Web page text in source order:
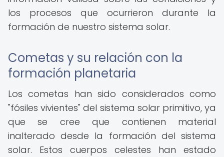
los procesos que ocurrieron durante la
formación de nuestro sistema solar.
Cometas y su relación con la
formación planetaria
Los cometas han sido considerados como
"fósiles vivientes" del sistema solar primitivo, ya
que se cree que contienen material
inalterado desde la formación del sistema
solar. Estos cuerpos celestes han estado